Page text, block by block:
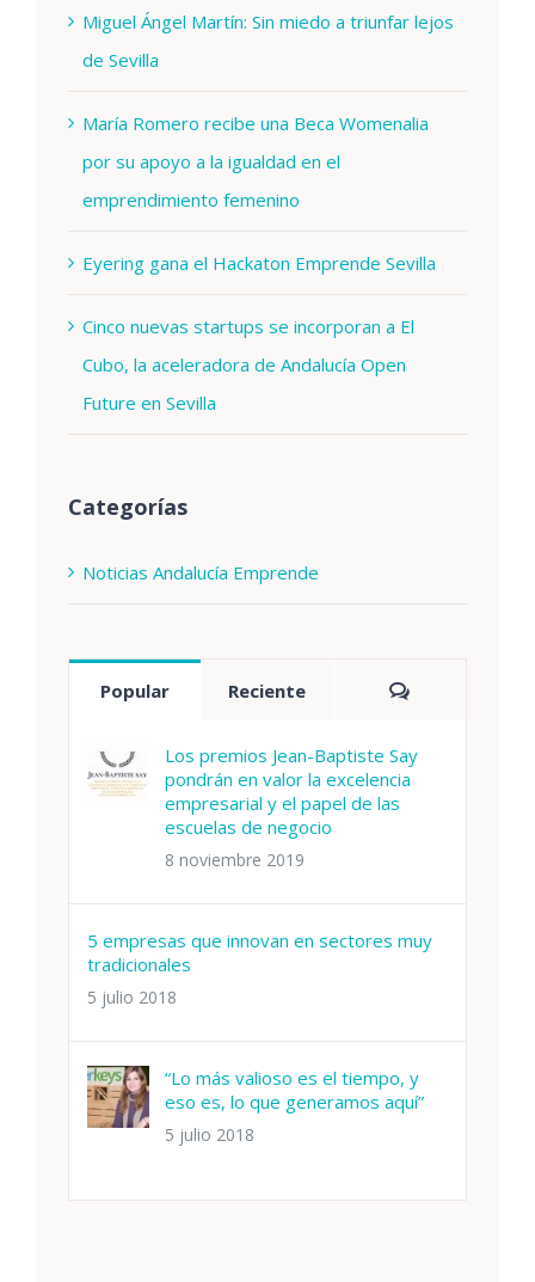
Miguel Ángel Martín: Sin miedo a triunfar lejos
de Sevilla
María Romero recibe una Beca Womenalia
por su apoyo a la igualdad en el
emprendimiento femenino
Eyering gana el Hackaton Emprende Sevilla
Cinco nuevas startups se incorporan a El
Cubo, la aceleradora de Andalucía Open
Future en Sevilla
Categorías
Noticias Andalucía Emprende
Popular Reciente Comentarios
Los premios Jean-Baptiste Say
pondrán en valor la excelencia
empresarial y el papel de las
escuelas de negocio
8 noviembre 2019
5 empresas que innovan en sectores muy
tradicionales
5 julio 2018
“Lo más valioso es el tiempo, y
eso es, lo que generamos aquí”
5 julio 2018